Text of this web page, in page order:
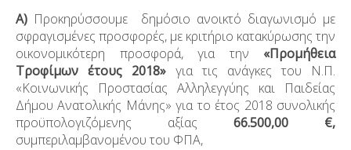
Α) Προκηρύσσουμε δημόσιο ανοικτό διαγωνισμό με
σφραγισμένες προσφορές, με κριτήριο κατακύρωσης την
οικονομικότερη προσφορά, για την «Προμήθεια
Τροφίμων έτους 2018» για τις ανάγκες του Ν.Π.
«Κοινωνικής Προστασίας Αλληλεγγύης και Παιδείας
Δήμου Ανατολικής Μάνης» για το έτος 2018 συνολικής
προϋπολογιζόμενης αξίας 66.500,00 €,
συμπεριλαμβανομένου του ΦΠΑ,